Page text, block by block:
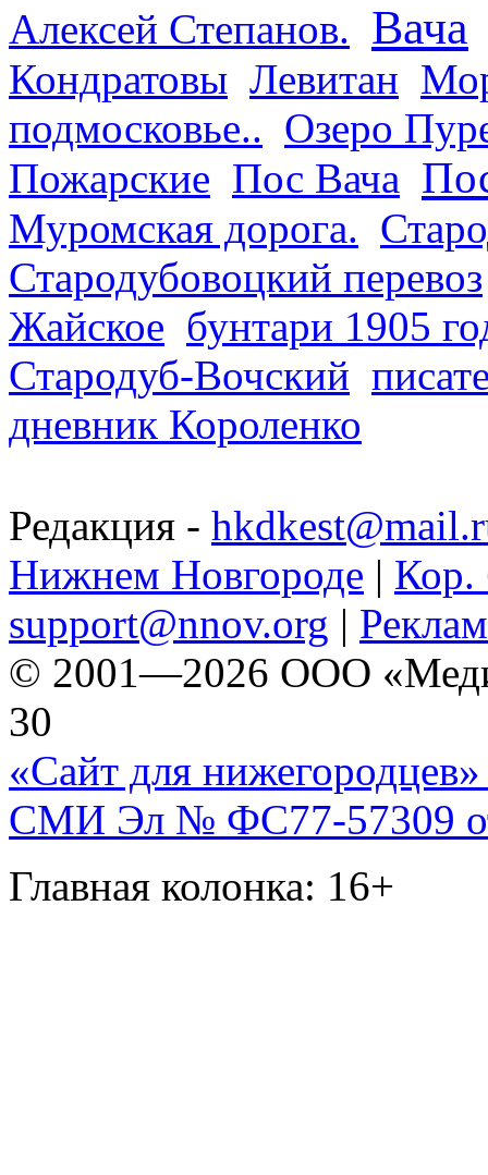
Алексей Степанов. Вача
Кондратовы Левитан
подмосковье.. Озеро
Пожарские Пос Вача
Муромская дорога.
Стародубовоцкий перевоз
Жайское бунтари 1905
Стародуб-Вочский
дневник Короленко
Редакция -
Нижнем Новгороде | Кор.
support@nnov.org |
© 2001—2026 ООО
30
«Сайт для нижегородцев»
СМИ Эл № ФС77-57309
Главная колонка: 16+